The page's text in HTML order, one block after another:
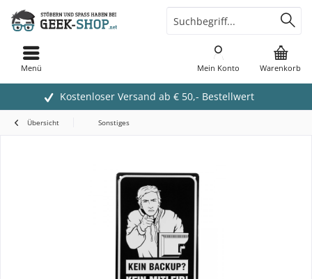
Kostenloser Versand ab € 50,- Bestellwert
Warenkorb
Mein Konto
Menü
Übersicht Sonstiges